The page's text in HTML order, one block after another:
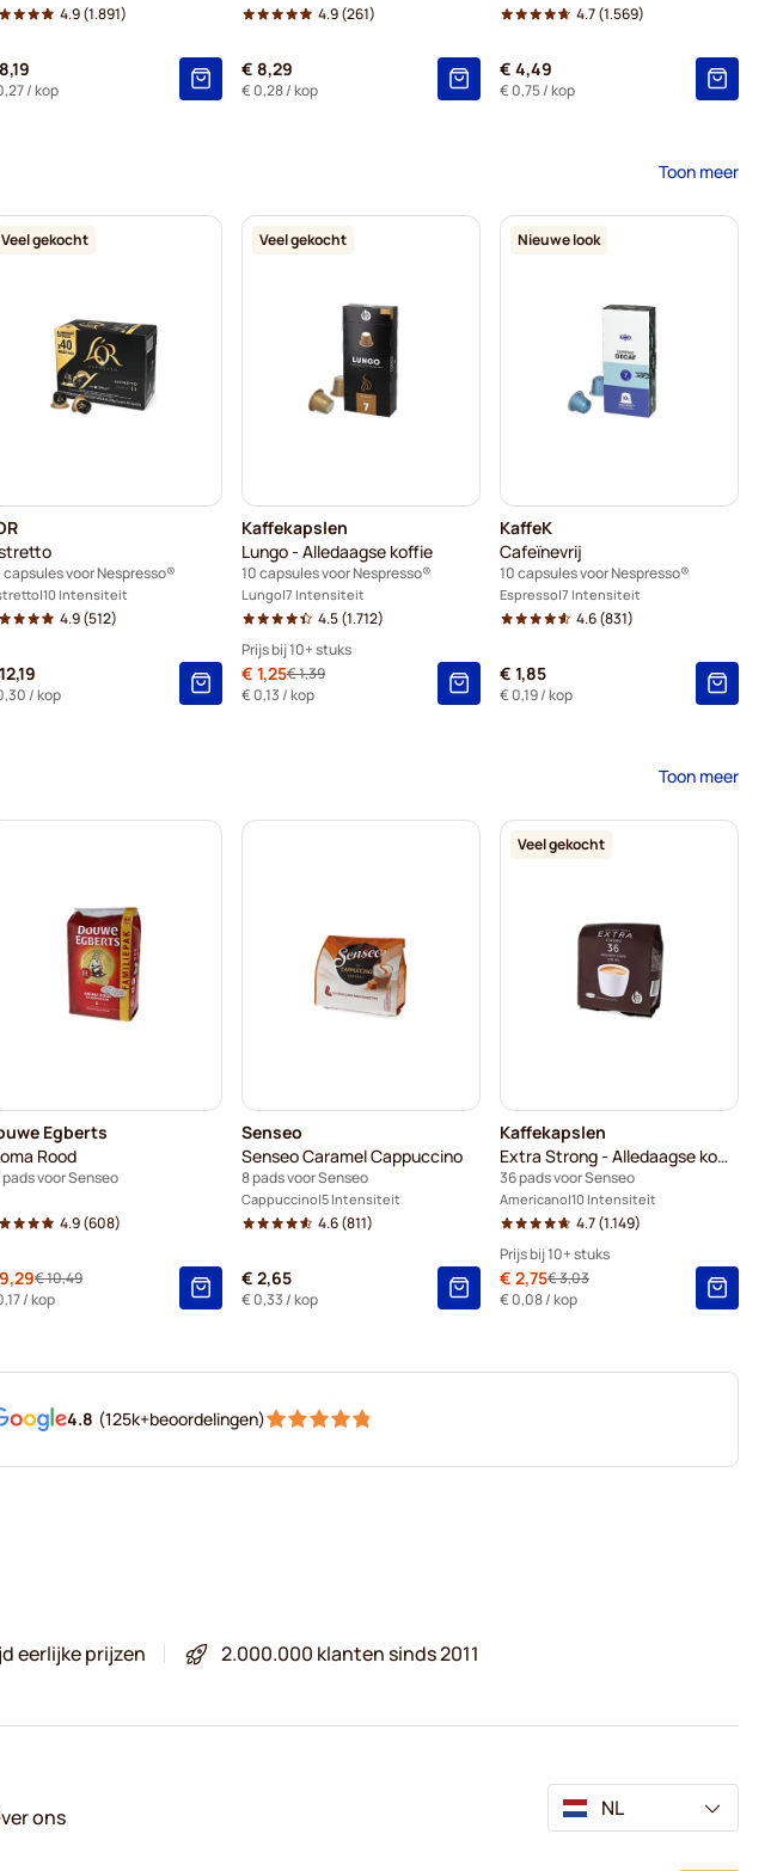
4.9(1.891)
/ kop
4.9(261)
€ 8,29
€ 0,28/ kop
4.7(1.569)
€ 4,49
€ 0,75/ kop
Toon meer
Veel gekocht
capsules voor Nespresso®
10 Intensiteit
4.9(512)
/ kop
Veel gekocht
Kaffekapslen
Lungo - Alledaagse koffie
10 capsules voor Nespresso®
Lungo 7 Intensiteit
4.5(1.712)
Prijs bij 10+ stuks
Speciale prijs
€ 1,25Normale prijs
€ 1,39
€ 0,13 / kop
10+
Nieuwe look
KaffeK
Cafeïnevrij
10 capsules voor Nespresso®
Espresso 7 Intensiteit
4.6(831)
€ 1,85
€ 0,19/ kop
Toon meer
Egberts
Rood
voor Senseo
4.9(608)
prijs
Normale prijs
€ 10,49
/ kop
Senseo
Senseo Caramel Cappuccino
8 pads voor Senseo
Cappuccino 5 Intensiteit
4.6(811)
€ 2,65
€ 0,33 / kop
Veel gekocht
Kaffekapslen
Extra Strong - Alledaagse koffie
36 pads voor Senseo
Americano 10 Intensiteit
4.7(1.149)
Prijs bij 10+ stuks
Speciale prijs
€ 2,75Normale prijs
€ 3,03
€ 0,08/ kop
1 =€ 3,03
10+ =
4.8 (125k+beoordelingen)
eerlijke prijzen 2.000.000 klanten sinds 2011
ons NL